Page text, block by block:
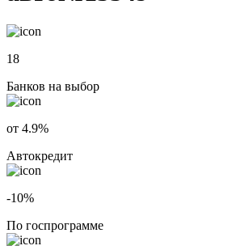
18
Банков на выбор
от 4.9%
Автокредит
-10%
По госпрограмме